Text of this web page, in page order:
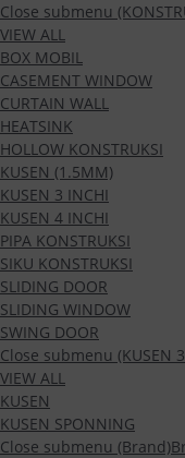
Close submenu
VIEW ALL
BOX MOBIL
CASEMENT WINDOW
CURTAIN WALL
HEATSINK
HOLLOW KONSTRUKSI
KUSEN (1.5MM)
KUSEN 3 INCHI
KUSEN 4 INCHI
PIPA KONSTRUKSI
SIKU KONSTRUKSI
SLIDING DOOR
SLIDING WINDOW
SWING DOOR
Close submenu (KUSEN
VIEW ALL
KUSEN
KUSEN SPONNING
Close submenu (Brand)